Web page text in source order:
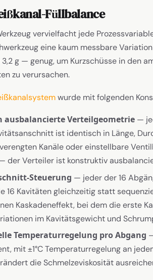
Füllbalance
vervielfacht jede
eine kaum messbare
g — genug, um Kurzschüsse in den
zu verursachen.
wurde mit folgenden
ausbalancierte Verteilgeometrie —
ist identisch in Länge,
Kanäle oder einstellbare
der Verteiler ist konstruktiv
Steuerung — jeder der 16
16 Kavitäten gleichzeitig statt
Kaskadeneffekt, bei dem die erste
im Kavitätsgewicht und
Temperaturregelung pro Abgang
mit ±1°C Temperaturregelung an
die Schmelzeviskosität